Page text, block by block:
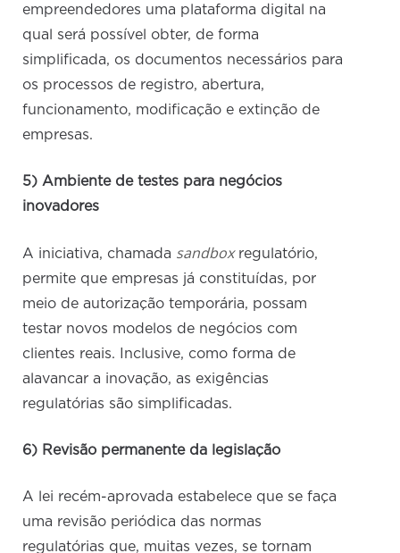
empreendedores uma plataforma digital na
qual será possível obter, de forma
simplificada, os documentos necessários para
os processos de registro, abertura,
funcionamento, modificação e extinção de
empresas.
5) Ambiente de testes para negócios
inovadores
A iniciativa, chamada sandboxregulatório,
permite que empresas já constituídas, por
meio de autorização temporária, possam
testar novos modelos de negócios com
clientes reais. Inclusive, como forma de
alavancar a inovação, as exigências
regulatórias são simplificadas.
6) Revisão permanente da legislação
A lei recém-aprovada estabelece que se faça
uma revisão periódica das normas
regulatórias que, muitas vezes, se tornam